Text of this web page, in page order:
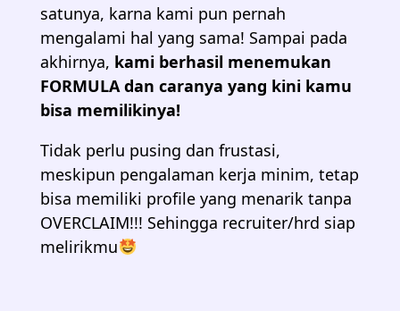
satunya, karna kami pun pernah
mengalami hal yang sama! Sampai pada
akhirnya, kami berhasil menemukan
FORMULA dan caranya yang kini kamu
bisa memilikinya!
Tidak perlu pusing dan frustasi,
meskipun pengalaman kerja minim, tetap
bisa memiliki profile yang menarik tanpa
OVERCLAIM!!! Sehingga recruiter/hrd siap
melirikmu